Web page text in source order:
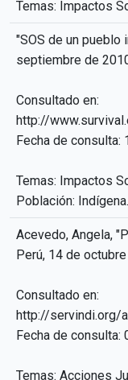
Temas: Impactos
"SOS de un
septiembre de
Consultado en:
http://
Fecha de
Temas: Impactos
Población: Indígena.
Acevedo, Angela,
Perú, 14 de
Consultado en:
http://servindi.org/
Fecha de
Temas: Acciones